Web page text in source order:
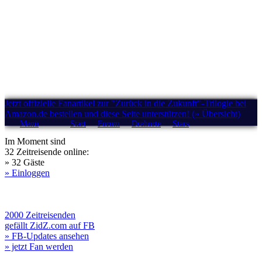
Jetzt offizielle Fanartikel zur "Zurück in die Zukunft"-Trilogie bei
Amazon.de bestellen und diese Seite unterstützen! (» Übersicht)
Menü Start Forum Drehorte Stars
Im Moment sind
32 Zeitreisende online:
» 32 Gäste
» Einloggen
2000 Zeitreisenden
gefällt ZidZ.com auf FB
» FB-Updates ansehen
» jetzt Fan werden